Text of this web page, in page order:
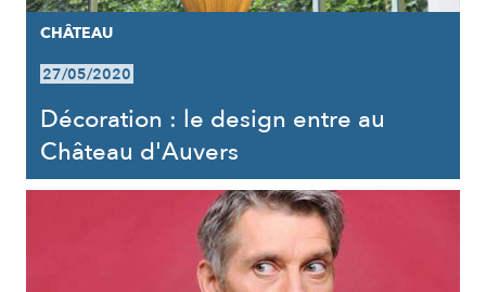
CHÂTEAU
27/05/2020
Décoration : le design entre au
Château d'Auvers